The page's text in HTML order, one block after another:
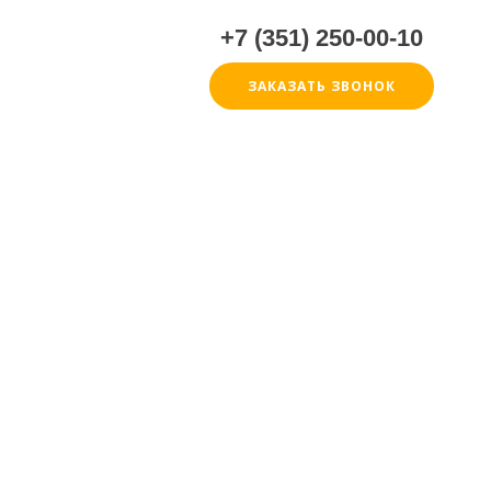
+7 (351) 250-00-10
ЗАКАЗАТЬ ЗВОНОК